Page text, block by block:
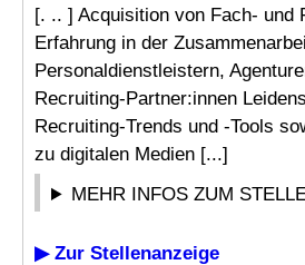
[. .. ] Acquisition von Fach- und
Erfahrung in der
Personaldienstleistern,
Recruiting-Partner:innen
Recruiting-Trends und -Tools
zu digitalen Medien [...]
MEHR INFOS ZUM
▶ Zur Stellenanzeige